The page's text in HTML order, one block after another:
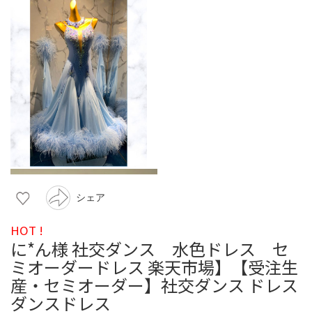
シェア
HOT !
に*ん様 社交ダンス 水色ドレス セ
ミオーダードレス 楽天市場】【受注生
産・セミオーダー】社交ダンス ドレス
ダンスドレス